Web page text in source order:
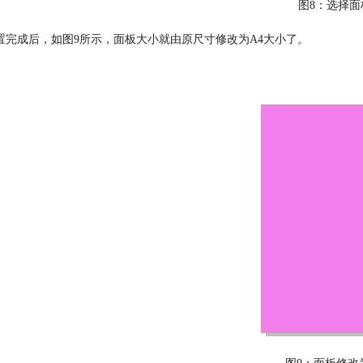
图8：选择
完成后，如图9所示，面板大小就由原尺寸修改为A4大小了。